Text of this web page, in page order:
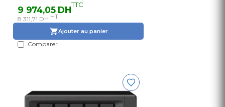
9 974,05 DHTTC
8 311,71 DH HT
Ajouter au panier
Comparer